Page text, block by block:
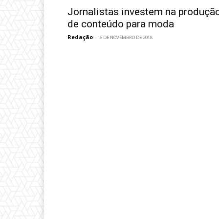
Jornalistas investem na
de conteúdo para moda
Redação - 6 DE NOVEMBRO DE 2018